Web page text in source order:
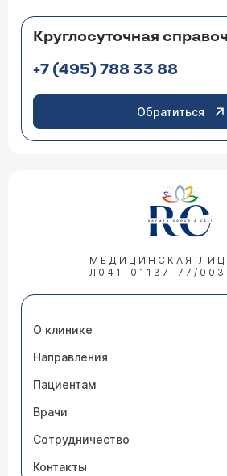
Круглосуточная
+7 (495) 788 33 88
Обратиться
МЕДИЦИНСКАЯ
Л041-01137-77/
О клинике
Направления
Пациентам
Врачи
Сотрудничество
Контакты